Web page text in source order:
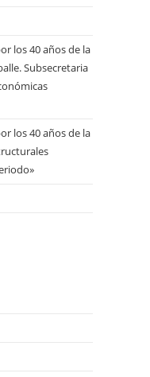
la
web
los 40 años de la
Subsecretaria
los 40 años de la